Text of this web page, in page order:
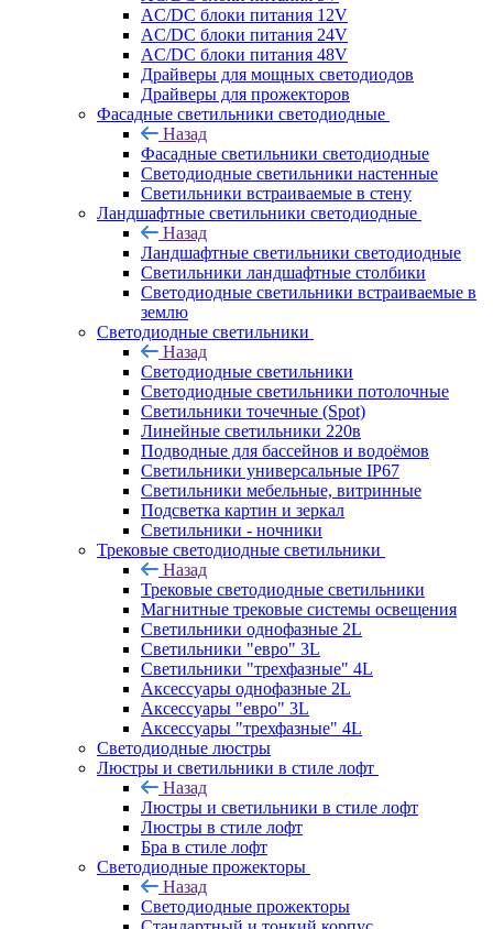
AC/DC блоки питания 12V
AC/DC блоки питания 24V
AC/DC блоки питания 48V
Драйверы для мощных светодиодов
Драйверы для прожекторов
Фасадные светильники светодиодные
Назад
Фасадные светильники светодиодные
Светодиодные светильники настенные
Светильники встраиваемые в стену
Ландшафтные светильники светодиодные
Назад
Ландшафтные светильники светодиодные
Светильники ландшафтные столбики
Светодиодные светильники встраиваемые в
землю
Светодиодные светильники
Назад
Светодиодные светильники
Светодиодные светильники потолочные
Светильники точечные (Spot)
Линейные светильники 220в
Подводные для бассейнов и водоёмов
Светильники универсальные IP67
Светильники мебельные, витринные
Подсветка картин и зеркал
Светильники - ночники
Трековые светодиодные светильники
Назад
Трековые светодиодные светильники
Магнитные трековые системы освещения
Светильники однофазные 2L
Светильники "евро" 3L
Светильники "трехфазные" 4L
Аксессуары однофазные 2L
Аксессуары "евро" 3L
Аксессуары "трехфазные" 4L
Светодиодные люстры
Люстры и светильники в стиле лофт
Назад
Люстры и светильники в стиле лофт
Люстры в стиле лофт
Бра в стиле лофт
Светодиодные прожекторы
Назад
Светодиодные прожекторы